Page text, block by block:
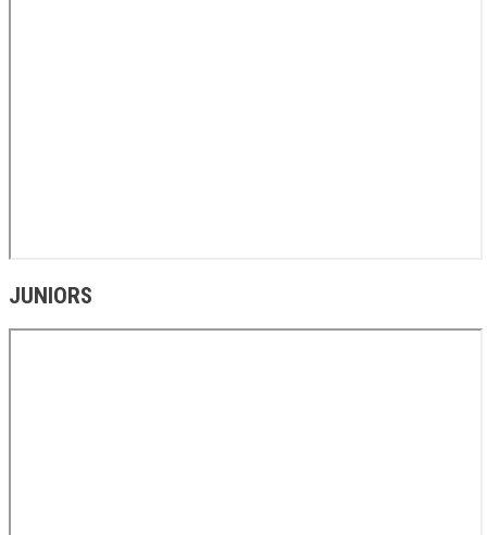
JUNIORS